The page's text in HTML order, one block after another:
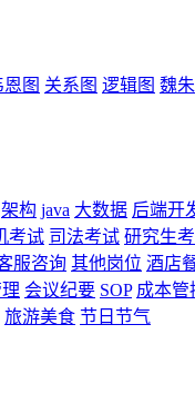
恩图 关系图 逻辑图 魏
架构 java 大数据 后端开
考试 司法考试 研究生
服咨询 其他岗位 酒店
会议纪要 SOP 成本管
旅游美食 节日节气